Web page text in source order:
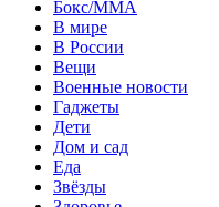
Бокс/MMA
В мире
В России
Вещи
Военные новости
Гаджеты
Дети
Дом и сад
Еда
Звёзды